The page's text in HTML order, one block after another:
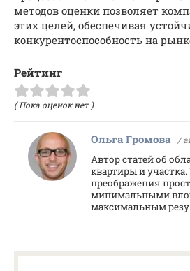
методов оценки позволяет
этих целей, обеспечивая
конкурентоспособность на
Рейтинг
( Пока оценок нет )
Ольга Громова /
Автор статей об
квартиры и
преображения
минимальными
максимальным